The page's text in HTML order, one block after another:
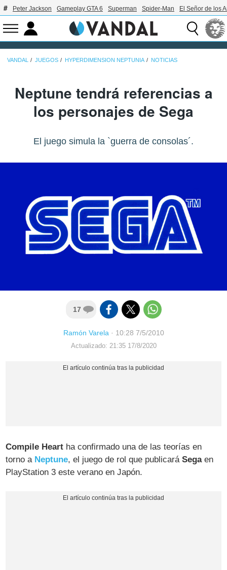
Peter Jackson Gameplay GTA 6 Superman Spider-Man El Señor de los
VANDAL JUEGOS HYPERDIMENSION NEPTUNIA NOTICIAS
Neptune tendrá referencias a
los personajes de Sega
El juego simula la `guerra de consolas´.
17
Ramón Varela· 10:28 7/5/2010
Actualizado: 21:35 17/8/2020
Compile Heart ha confirmado una de las teorías en
torno a Neptune, el juego de rol que publicaráSegaen
PlayStation 3 este verano en Japón.